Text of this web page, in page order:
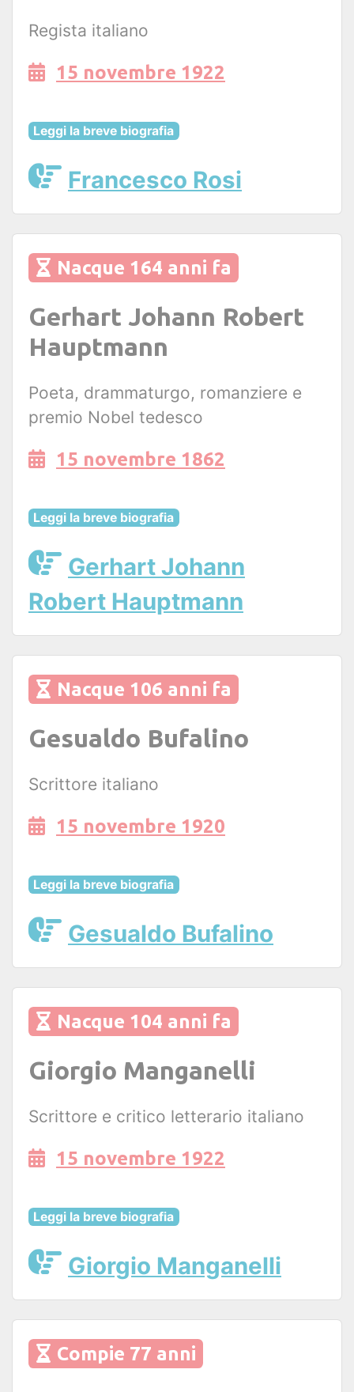
Regista italiano
15 novembre 1922
Leggi la breve biografia
Francesco Rosi
Nacque 164 anni fa
Gerhart Johann Robert
Hauptmann
Poeta, drammaturgo, romanziere e
premio Nobel tedesco
15 novembre 1862
Leggi la breve biografia
Gerhart Johann
Robert Hauptmann
Nacque 106 anni fa
Gesualdo Bufalino
Scrittore italiano
15 novembre 1920
Leggi la breve biografia
Gesualdo Bufalino
Nacque 104 anni fa
Giorgio Manganelli
Scrittore e critico letterario italiano
15 novembre 1922
Leggi la breve biografia
Giorgio Manganelli
Compie 77 anni